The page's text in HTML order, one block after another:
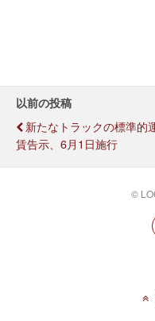
以前の投稿
新たなトラックの標準的
賃告示、6月1日施行
©